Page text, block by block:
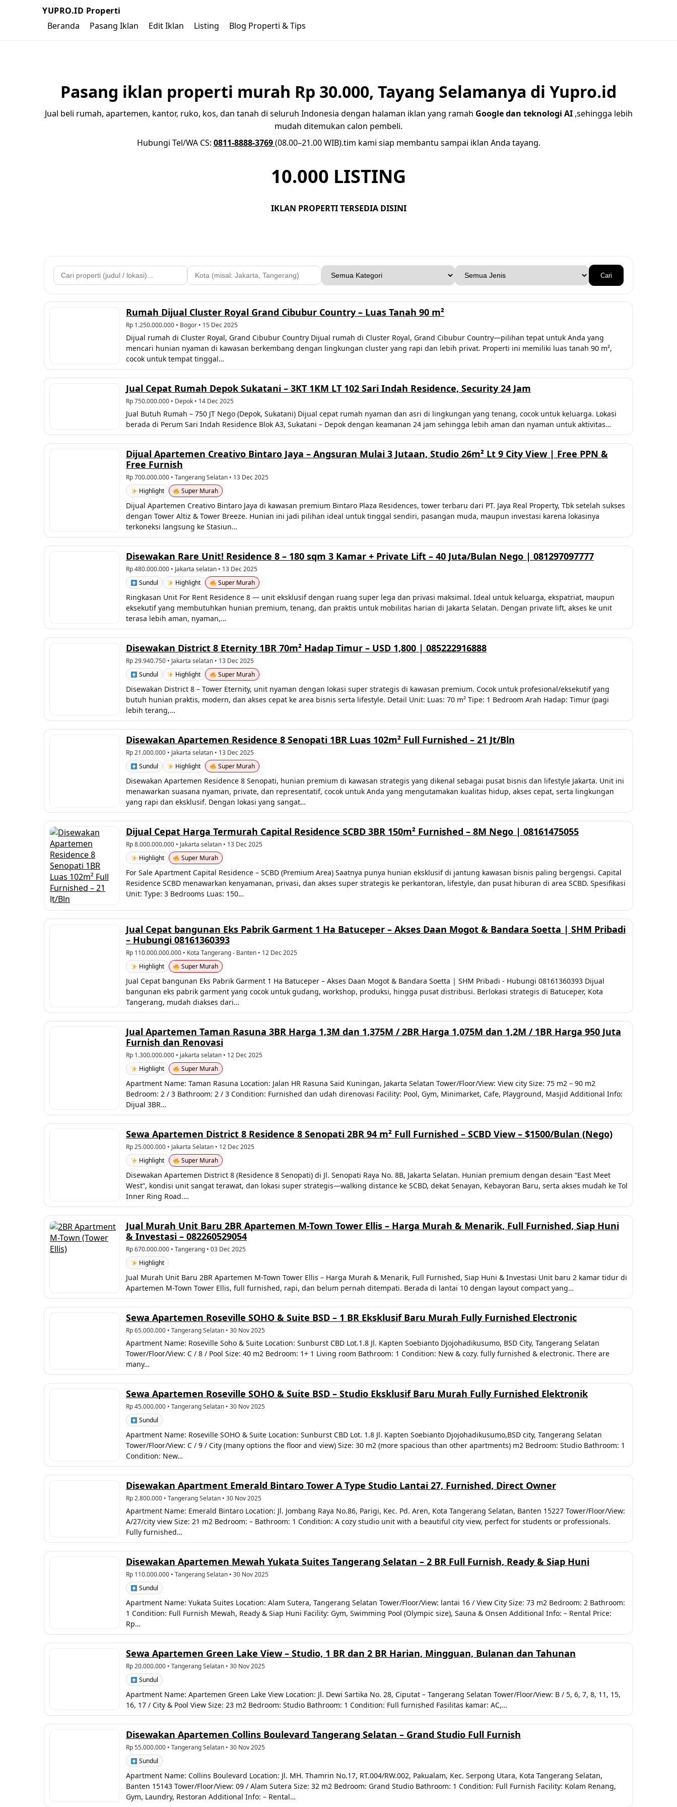
YUPRO.ID Properti
Beranda
Pasang Iklan Edit Iklan Listing Blog Properti & Tips
Pasang iklan properti murah Rp 30.000, Tayang Selamanya di Yupro.id
Jual beli rumah, apartemen, kantor, ruko, kos, dan tanah di seluruh Indonesia dengan halaman iklan yang ramah Google dan teknologi AI,sehingga lebih
mudah ditemukan calon pembeli.
Hubungi Tel/WA CS: 0811-8888-3769 (08.00–21.00 WIB).tim kami siap membantu sampai iklan Anda tayang.
10.000 LISTING
IKLAN PROPERTI TERSEDIA DISINI
Cari
Rumah Dijual Cluster Royal Grand Cibubur Country – Luas Tanah 90 m²
Rp 1.250.000.000 • Bogor • 15 Dec 2025
Dijual rumah di Cluster Royal, Grand Cibubur Country Dijual rumah di Cluster Royal, Grand Cibubur Country—pilihan tepat untuk Anda yang
mencari hunian nyaman di kawasan berkembang dengan lingkungan cluster yang rapi dan lebih privat. Properti ini memiliki luas tanah 90 m²,
cocok untuk tempat tinggal…
Jual Cepat Rumah Depok Sukatani – 3KT 1KM LT 102 Sari Indah Residence, Security 24 Jam
Rp 750.000.000 • Depok • 14 Dec 2025
Jual Butuh Rumah – 750 JT Nego (Depok, Sukatani) Dijual cepat rumah nyaman dan asri di lingkungan yang tenang, cocok untuk keluarga. Lokasi
berada di Perum Sari Indah Residence Blok A3, Sukatani – Depok dengan keamanan 24 jam sehingga lebih aman dan nyaman untuk aktivitas…
Dijual Apartemen Creativo Bintaro Jaya – Angsuran Mulai 3 Jutaan, Studio 26m² Lt 9 City View | Free PPN &
Free Furnish
Rp 700.000.000 • Tangerang Selatan • 13 Dec 2025
Highlight
Super Murah
Dijual Apartemen Creativo Bintaro Jaya di kawasan premium Bintaro Plaza Residences, tower terbaru dari PT. Jaya Real Property, Tbk setelah sukses
dengan Tower Altiz & Tower Breeze. Hunian ini jadi pilihan ideal untuk tinggal sendiri, pasangan muda, maupun investasi karena lokasinya
terkoneksi langsung ke Stasiun…
Disewakan Rare Unit! Residence 8 – 180 sqm 3 Kamar + Private Lift – 40 Juta/Bulan Nego | 081297097777
Rp 480.000.000 • Jakarta selatan • 13 Dec 2025
Sundul
Highlight Super Murah
Ringkasan Unit For Rent Residence 8 — unit eksklusif dengan ruang super lega dan privasi maksimal. Ideal untuk keluarga, ekspatriat, maupun
eksekutif yang membutuhkan hunian premium, tenang, dan praktis untuk mobilitas harian di Jakarta Selatan. Dengan private lift, akses ke unit
terasa lebih aman, nyaman,…
Disewakan District 8 Eternity 1BR 70m² Hadap Timur – USD 1,800 | 085222916888
Rp 29.940.750 • Jakarta selatan • 13 Dec 2025
Sundul
Highlight Super Murah
Disewakan District 8 – Tower Eternity, unit nyaman dengan lokasi super strategis di kawasan premium. Cocok untuk profesional/eksekutif yang
butuh hunian praktis, modern, dan akses cepat ke area bisnis serta lifestyle. Detail Unit: Luas: 70 m² Tipe: 1 Bedroom Arah Hadap: Timur (pagi
lebih terang,…
Disewakan Apartemen Residence 8 Senopati 1BR Luas 102m² Full Furnished – 21 Jt/Bln
Rp 21.000.000 • Jakarta selatan • 13 Dec 2025
Sundul
Highlight Super Murah
Disewakan Apartemen Residence 8 Senopati, hunian premium di kawasan strategis yang dikenal sebagai pusat bisnis dan lifestyle Jakarta. Unit ini
menawarkan suasana nyaman, private, dan representatif, cocok untuk Anda yang mengutamakan kualitas hidup, akses cepat, serta lingkungan
yang rapi dan eksklusif. Dengan lokasi yang sangat…
Dijual Cepat Harga Termurah Capital Residence SCBD 3BR 150m² Furnished – 8M Nego | 08161475055
Rp 8.000.000.000 • Jakarta selatan • 13 Dec 2025
Highlight
Super Murah
For Sale Apartment Capital Residence – SCBD (Premium Area) Saatnya punya hunian eksklusif di jantung kawasan bisnis paling bergengsi. Capital
Residence SCBD menawarkan kenyamanan, privasi, dan akses super strategis ke perkantoran, lifestyle, dan pusat hiburan di area SCBD. Spesifikasi
Unit: Type: 3 Bedrooms Luas: 150…
Jual Cepat bangunan Eks Pabrik Garment 1 Ha Batuceper – Akses Daan Mogot & Bandara Soetta | SHM Pribadi
– Hubungi 08161360393
Rp 110.000.000.000 • Kota Tangerang - Banten • 12 Dec 2025
Highlight
Super Murah
Jual Cepat bangunan Eks Pabrik Garment 1 Ha Batuceper – Akses Daan Mogot & Bandara Soetta | SHM Pribadi - Hubungi 08161360393 Dijual
bangunan eks pabrik garment yang cocok untuk gudang, workshop, produksi, hingga pusat distribusi. Berlokasi strategis di Batuceper, Kota
Tangerang, mudah diakses dari…
Jual Apartemen Taman Rasuna 3BR Harga 1,3M dan 1,375M / 2BR Harga 1,075M dan 1,2M / 1BR Harga 950 Juta
Furnish dan Renovasi
Rp 1.300.000.000 • jakarta selatan • 12 Dec 2025
Highlight
Super Murah
Apartment Name: Taman Rasuna Location: Jalan HR Rasuna Said Kuningan, Jakarta Selatan Tower/Floor/View: View city Size: 75 m2 – 90 m2
Bedroom: 2 / 3 Bathroom: 2 / 3 Condition: Furnished dan udah direnovasi Facility: Pool, Gym, Minimarket, Cafe, Playground, Masjid Additional Info:
Dijual 3BR…
Sewa Apartemen District 8 Residence 8 Senopati 2BR 94 m² Full Furnished – SCBD View – $1500/Bulan (Nego)
Rp 25.000.000 • Jakarta Selatan • 12 Dec 2025
Highlight
Super Murah
Disewakan Apartemen District 8 (Residence 8 Senopati) di Jl. Senopati Raya No. 8B, Jakarta Selatan. Hunian premium dengan desain “East Meet
West”, kondisi unit sangat terawat, dan lokasi super strategis—walking distance ke SCBD, dekat Senayan, Kebayoran Baru, serta akses mudah ke Tol
Inner Ring Road.…
Jual Murah Unit Baru 2BR Apartemen M-Town Tower Ellis – Harga Murah & Menarik, Full Furnished, Siap Huni
& Investasi – 082260529054
Rp 670.000.000 • Tangerang • 03 Dec 2025
Highlight
Jual Murah Unit Baru 2BR Apartemen M-Town Tower Ellis – Harga Murah & Menarik, Full Furnished, Siap Huni & Investasi Unit baru 2 kamar tidur di
Apartemen M-Town Tower Ellis, full furnished, rapi, dan belum pernah ditempati. Berada di lantai 10 dengan layout compact yang…
Sewa Apartemen Roseville SOHO & Suite BSD – 1 BR Eksklusif Baru Murah Fully Furnished Electronic
Rp 65.000.000 • Tangerang Selatan • 30 Nov 2025
Apartment Name: Roseville Soho & Suite Location: Sunburst CBD Lot.1.8 Jl. Kapten Soebianto Djojohadikusumo, BSD City, Tangerang Selatan
Tower/Floor/View: C / 8 / Pool Size: 40 m2 Bedroom: 1+ 1 Living room Bathroom: 1 Condition: New & cozy. fully furnished & electronic. There are
many…
Sewa Apartemen Roseville SOHO & Suite BSD – Studio Eksklusif Baru Murah Fully Furnished Elektronik
Rp 45.000.000 • Tangerang Selatan • 30 Nov 2025
Sundul
Apartment Name: Roseville SOHO & Suite Location: Sunburst CBD Lot. 1.8 Jl. Kapten Soebianto Djojohadikusumo,BSD city, Tangerang Selatan
Tower/Floor/View: C / 9 / City (many options the floor and view) Size: 30 m2 (more spacious than other apartments) m2 Bedroom: Studio Bathroom: 1
Condition: New…
Disewakan Apartment Emerald Bintaro Tower A Type Studio Lantai 27, Furnished, Direct Owner
Rp 2.800.000 • Tangerang Selatan • 30 Nov 2025
Apartment Name: Emerald Bintaro Location: Jl. Jombang Raya No.86, Parigi, Kec. Pd. Aren, Kota Tangerang Selatan, Banten 15227 Tower/Floor/View:
A/27/city view Size: 21 m2 Bedroom: – Bathroom: 1 Condition: A cozy studio unit with a beautiful city view, perfect for students or professionals.
Fully furnished…
Disewakan Apartemen Mewah Yukata Suites Tangerang Selatan – 2 BR Full Furnish, Ready & Siap Huni
Rp 110.000.000 • Tangerang Selatan • 30 Nov 2025
Sundul
Apartment Name: Yukata Suites Location: Alam Sutera, Tangerang Selatan Tower/Floor/View: lantai 16 / View City Size: 73 m2 Bedroom: 2 Bathroom:
1 Condition: Full Furnish Mewah, Ready & Siap Huni Facility: Gym, Swimming Pool (Olympic size), Sauna & Onsen Additional Info: – Rental Price:
Rp…
Sewa Apartemen Green Lake View – Studio, 1 BR dan 2 BR Harian, Mingguan, Bulanan dan Tahunan
Rp 20.000.000 • Tangerang Selatan • 30 Nov 2025
Sundul
Apartment Name: Apartemen Green Lake View Location: Jl. Dewi Sartika No. 28, Ciputat – Tangerang Selatan Tower/Floor/View: B / 5, 6, 7, 8, 11, 15,
16, 17 / City & Pool View Size: 23 m2 Bedroom: Studio Bathroom: 1 Condition: Full furnished Fasilitas kamar: AC,…
Disewakan Apartemen Collins Boulevard Tangerang Selatan – Grand Studio Full Furnish
Rp 55.000.000 • Tangerang Selatan • 30 Nov 2025
Sundul
Apartment Name: Collins Boulevard Location: Jl. MH. Thamrin No.17, RT.004/RW.002, Pakualam, Kec. Serpong Utara, Kota Tangerang Selatan,
Banten 15143 Tower/Floor/View: 09 / Alam Sutera Size: 32 m2 Bedroom: Grand Studio Bathroom: 1 Condition: Full Furnish Facility: Kolam Renang,
Gym, Laundry, Restoran Additional Info: – Rental…